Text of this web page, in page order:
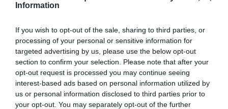
Information
If you wish to opt-out of the sale, sharing to third parties, or
processing of your personal or sensitive information for
targeted advertising by us, please use the below opt-out
section to confirm your selection. Please note that after your
opt-out request is processed you may continue seeing
interest-based ads based on personal information utilized by
us or personal information disclosed to third parties prior to
your opt-out. You may separately opt-out of the further